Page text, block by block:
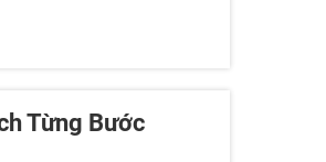
Từng Bước